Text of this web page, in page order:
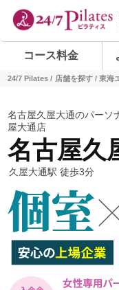
コース料金
24/7 Pilates 店舗を探す 東海
名古屋久屋大通のパーソ
屋大通店
名古屋久
久屋大通駅 徒歩3分